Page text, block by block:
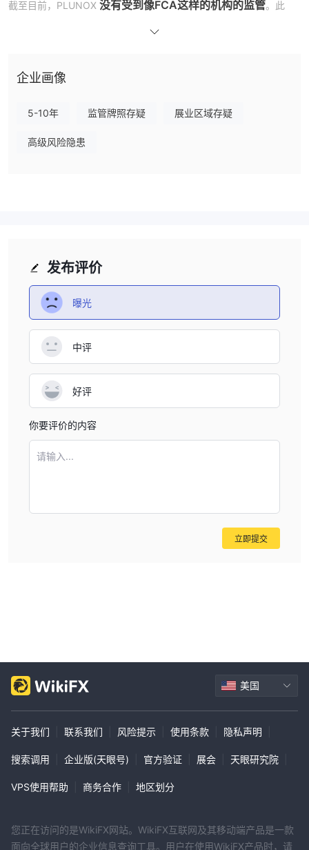
截至目前，PLUNOX 没有受到像FCA这样的机构的监管。此
PLUNOX 提供
账户类型/杠杆
PLUNOX 提供青铜、白金、黄金和银账户
与行业标准的Metatrader 5相媲美，后者拥有先进的自动化交易功
客户服务
电话和电子邮件
总之，PLUNOX 是一家外汇交易商，提供多种类的资产。然而，由
于其不受监管的状态和高最低存款要求等不安全的交易条件，不适合
新手。
常见问题
PLUNOX 采取了哪些措施来保护我的资金和个人信息？
企业画像
5-10年 监管牌照存疑 展业区域存疑
高级风险隐患
发布评价
曝光
中评
好评
你要评价的内容
请输入...
立即提交
美国
关于我们 联系我们 风险提示 使用条款 隐私声明
搜索调用 企业版(天眼号) 官方验证 展会 天眼研究院
VPS使用帮助 商务合作 地区划分
您正在访问的是WikiFX网站。WikiFX互联网及其移动端产品是一款
面向全球用户的企业信息查询工具。用户在使用WikiFX产品时，请